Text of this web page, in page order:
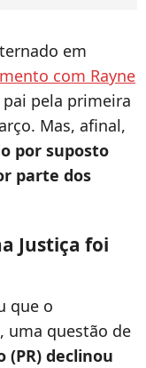
em
com Rayne
pela primeira
Mas, afinal,
por suposto
parte dos
Justiça foi
que o
uma questão de
(PR) declinou